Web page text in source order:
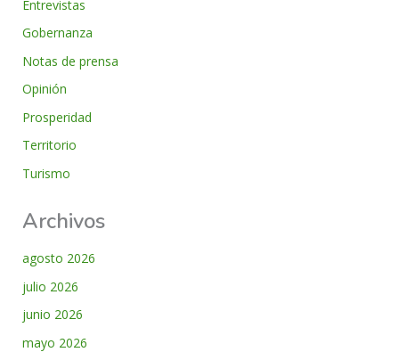
Entrevistas
Gobernanza
Notas de prensa
Opinión
Prosperidad
Territorio
Turismo
Archivos
agosto 2026
julio 2026
junio 2026
mayo 2026